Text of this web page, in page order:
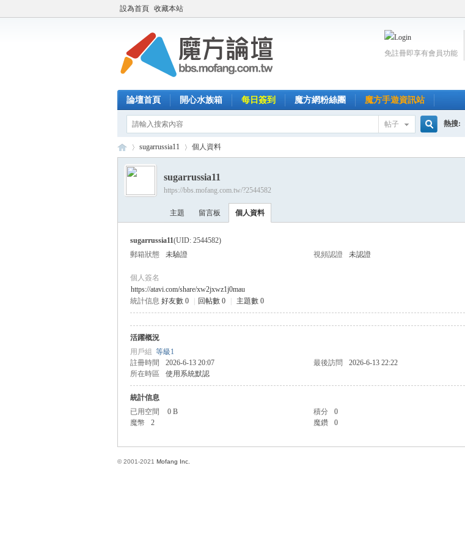
設為首頁 收藏本站
免註冊即享有會員功能
論壇首頁 開心水族箱 每日簽到 魔方網粉絲團 魔方手遊資訊站
帖子 熱搜:
›
sugarrussia11 個人資料
sugarrussia11
https://bbs.mofang.com.tw/?2544582
主題 留言板 個人資料
sugarrussia11(UID: 2544582)
郵箱狀態
未驗證 視頻認證 未認證
個人簽名
https://atavi.com/share/xw2jxwz1j0mau
統計信息 好友數 0 回帖數 0 主題數 0
活躍概況
用戶組 等級1
註冊時間
2026-6-13 20:07 最後訪問 2026-6-13 22:22
所在時區
使用系統默認
統計信息
已用空間
0 B 積分 0
魔幣
2 魔鑽 0
© 2001-2021 Mofang Inc.